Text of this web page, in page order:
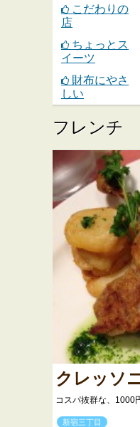
こだわりの
店
ちょっとス
イーツ
財布にやさ
しい
フレンチ
クレッソ
コスパ抜群な、1000
新宿三丁目